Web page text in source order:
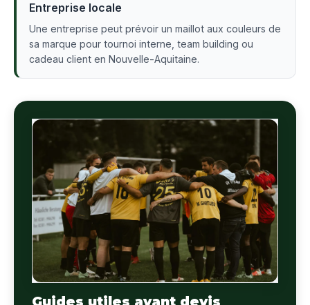
Entreprise locale
Une entreprise peut prévoir un maillot aux couleurs de
sa marque pour tournoi interne, team building ou
cadeau client en Nouvelle-Aquitaine.
Guides utiles avant devis